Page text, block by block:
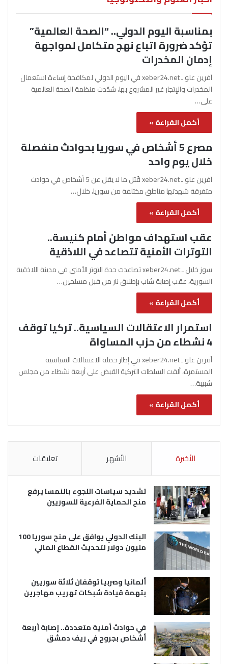
بمناسبة اليوم الدولي.. “الصحة العالمية”
تؤكد ضرورة اتباع نهج متكامل لمواجهة
إدمان المخدرات
آفرين علو ـ xeber24.net في اليوم الدولي لمكافحة إساءة استعمال
المخدرات والإتجار غير المشروع بها، شدّدت منظمة الصحة العالمية
على…
أكمل القراءة »
مصرع 5 أشخاص في سوريا بحوادث منفصلة
خلال يوم واحد
آفرين علو ـ xeber24.net قُتل ما لا يقل عن 5 أشخاص في حوادث
متفرقة شهدتها مناطق مختلفة من سوريا، خلال…
أكمل القراءة »
عقب استهداف مواطن أمام كنيسة..
التوترات الأمنية تتصاعد في اللاذقية
سوز خليل ـ xeber24.net تصاعدت حدة التوتر الأمني في مدينة اللاذقية
السورية، عقب إصابة شاب بإطلاق نار من قبل مسلحين…
أكمل القراءة »
استمرار الاعتقالات السياسية.. تركيا توقف
4 نشطاء من حزب المساواة
آفرين علو ـ xeber24.net في إطار حملة الاعتقالات السياسية
المستمرة، ألقت السلطات التركية القبض على أربعة نشطاء من مجلس
شبيبة…
أكمل القراءة »
الأخيرة الأشهر تعليقات
تشديد سياسات اللجوء بالنمسا يرفع
منح الحماية الفرعية للسوريين
البنك الدولي يوافق على منح سوريا 100
مليون دولار لتحديث القطاع المالي
ألمانيا وصربيا توقفان ثلاثة سوريين
بتهمة قيادة شبكات تهريب مهاجرين
في حوادث أمنية متعددة.. إصابة أربعة
أشخاص بجروح في ريف دمشق